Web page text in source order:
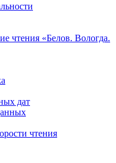
чтения «Белов. Вологда.
дат
чтения